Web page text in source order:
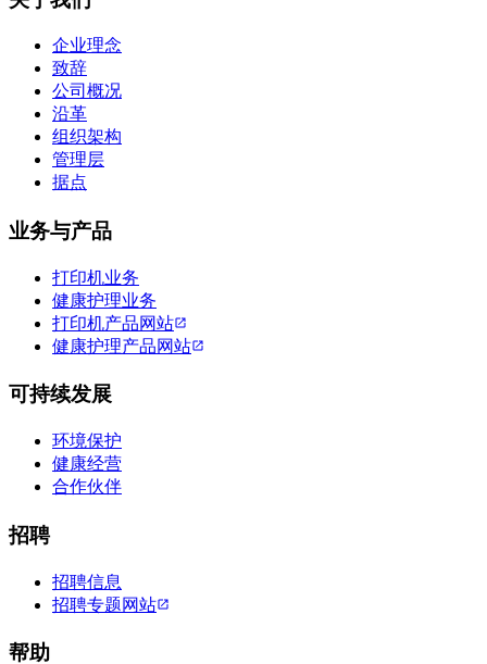
企业理念
致辞
公司概况
沿革
组织架构
管理层
据点
业务与产品
打印机业务
健康护理业务
打印机产品网站
健康护理产品网站
可持续发展
环境保护
健康经营
合作伙伴
招聘
招聘信息
招聘专题网站
帮助